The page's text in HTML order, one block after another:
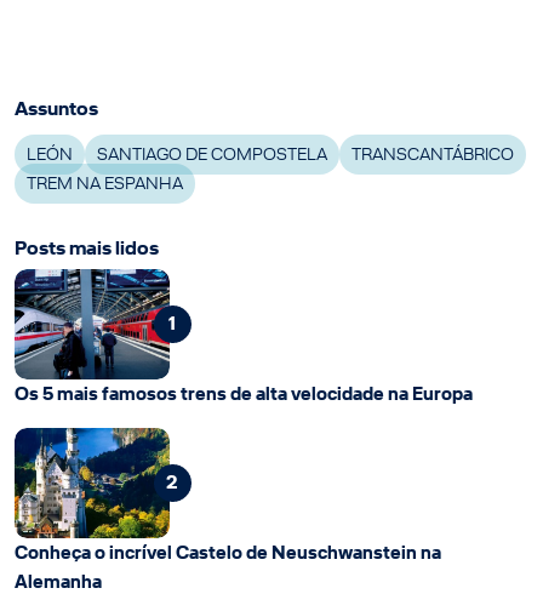
Assuntos
LEÓN SANTIAGO DE COMPOSTELA
TRANSCANTÁBRICO
TREM NA ESPANHA
Posts mais lidos
1
Os 5 mais famosos trens de alta velocidade na Europa
2
Conheça o incrível Castelo de Neuschwanstein na
Alemanha